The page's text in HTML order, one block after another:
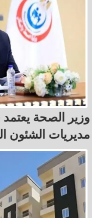
وزير الصحة
مديريات الشئون